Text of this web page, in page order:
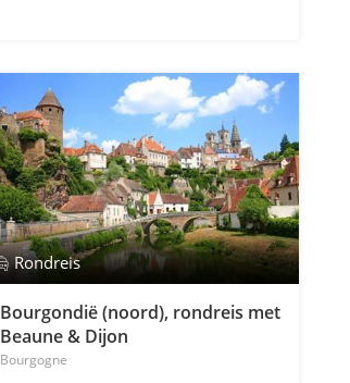
Rondreis
Bourgondië (noord), rondreis met
Beaune & Dijon
Bourgogne